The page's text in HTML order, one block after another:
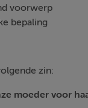
voorwerp
bepaling
zin:
moeder voor